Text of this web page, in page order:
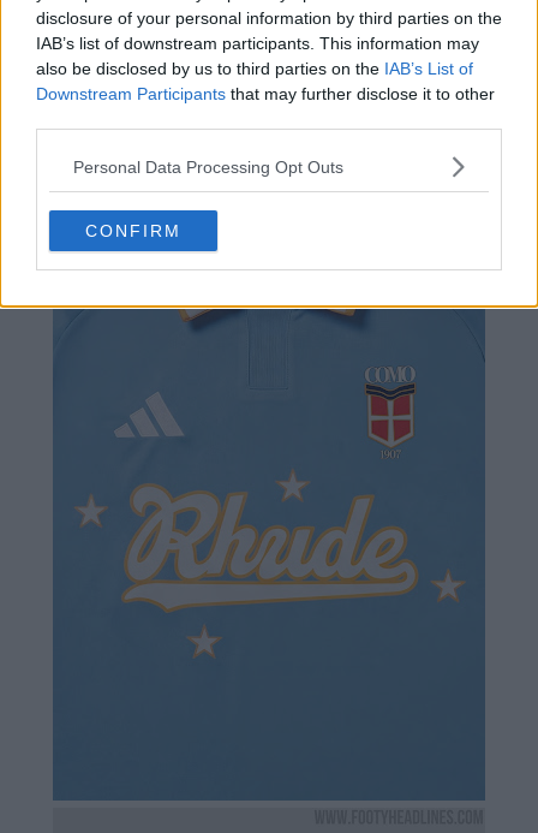
disclosure of your personal information by third parties on the
IAB’s list of downstream participants. This information may
also be disclosed by us to third parties on the IAB’s List of
Downstream Participants that may further disclose it to other
Personal Data Processing Opt Outs
CONFIRM
emblématiques d'Adidas aux épaules et sur la bordure
du col.